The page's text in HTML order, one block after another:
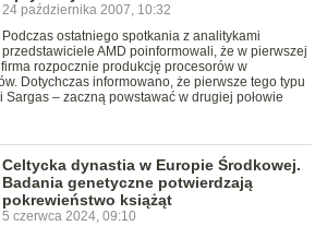
24 października 2007, 10:32
Podczas ostatniego spotkania z analitykami
przedstawiciele AMD poinformowali, że w pierwszej
firma rozpocznie produkcję procesorów w
Dotychczas informowano, że pierwsze tego typu
Sargas – zaczną powstawać w drugiej połowie
Celtycka dynastia w Europie Środkowej.
Badania genetyczne potwierdzają
pokrewieństwo książąt
5 czerwca 2024, 09:10